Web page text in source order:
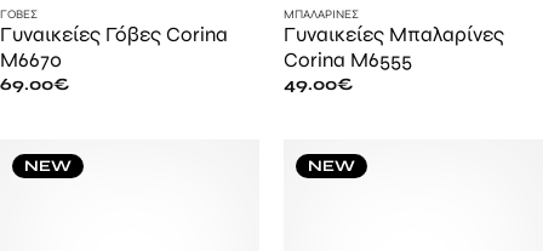
ΓΌΒΕΣ
Γυναικείες Γόβες Corina
M6670
69.00€
ΜΠΑΛΑΡΊΝΕΣ
Γυναικείες Μπαλαρίνες
Corina M6555
49.00€
NEW NEW